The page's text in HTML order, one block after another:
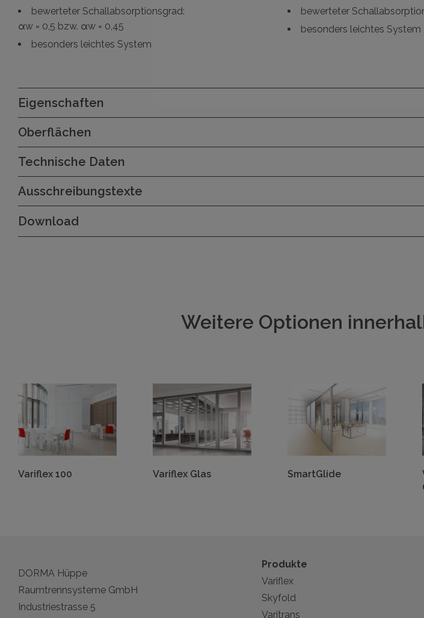
bewerteter Schallabsorptionsgrad:
αw = 0,5 bzw. αw = 0,45
besonders leichtes System
bewerteter
besonders leichtes System
Eigenschaften
Oberflächen
Technische Daten
Ausschreibungstexte
Download
Weitere Optionen
Variflex 100 Variflex Glas SmartGlide
DORMA Hüppe
Raumtrennsysteme GmbH
Industriestrasse 5
Produkte
Variflex
Skyfold
Varitrans